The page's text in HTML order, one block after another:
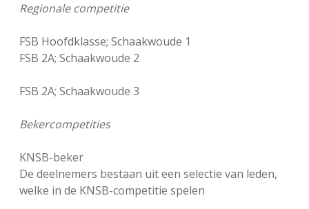
Regionale competitie
FSB Hoofdklasse; Schaakwoude 1
FSB 2A; Schaakwoude 2
FSB 2A; Schaakwoude 3
Bekercompetities
KNSB-beker
De deelnemers bestaan uit een selectie van leden,
welke in de KNSB-competitie spelen